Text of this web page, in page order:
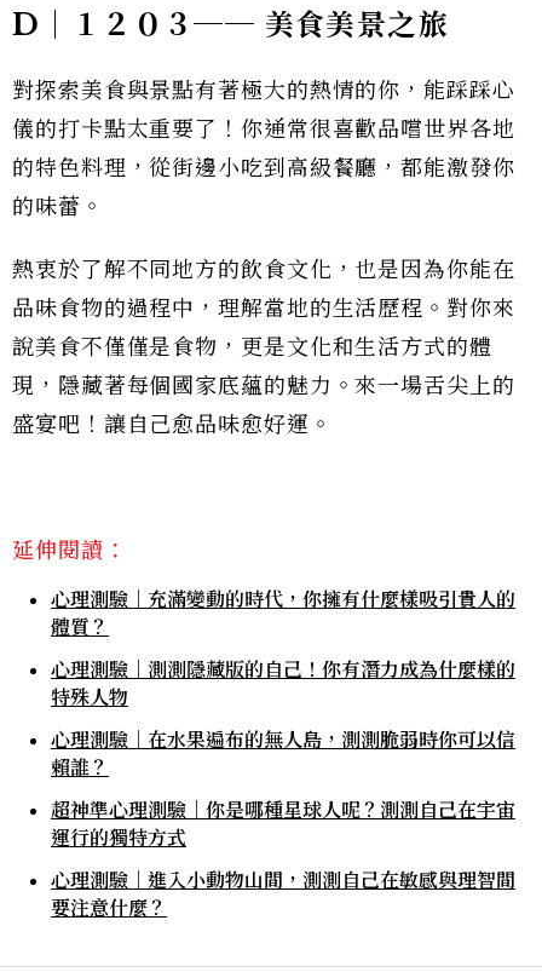
D｜１２０３── 美食美景之旅
對探索美食與景點有著極大的熱情的你，能踩踩心
儀的打卡點太重要了！你通常很喜歡品嚐世界各地
的特色料理，從街邊小吃到高級餐廳，都能激發你
的味蕾。
熱衷於了解不同地方的飲食文化，也是因為你能在
品味食物的過程中，理解當地的生活歷程。對你來
說美食不僅僅是食物，更是文化和生活方式的體
現，隱藏著每個國家底蘊的魅力。來一場舌尖上的
盛宴吧！讓自己愈品味愈好運。
延伸閱讀：
心理測驗｜充滿變動的時代，你擁有什麼樣吸引貴人的
體質？
心理測驗｜測測隱藏版的自己！你有潛力成為什麼樣的
特殊人物
心理測驗｜在水果遍布的無人島，測測脆弱時你可以信
賴誰？
超神準心理測驗｜你是哪種星球人呢？測測自己在宇宙
運行的獨特方式
心理測驗｜進入小動物山間，測測自己在敏感與理智間
要注意什麼？